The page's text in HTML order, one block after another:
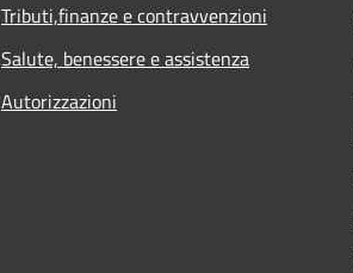
Tributi,finanze e contravvenzioni
Salute, benessere e assistenza
Autorizzazioni